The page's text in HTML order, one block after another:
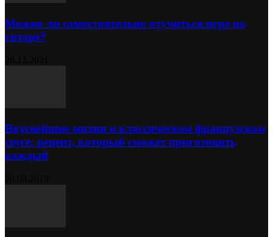
Можно ли самостоятельно отучиться игре на
гитаре?
Вкуснейшие мидии в классическом французском
соусе: рецепт, который сможет приготовить
каждый